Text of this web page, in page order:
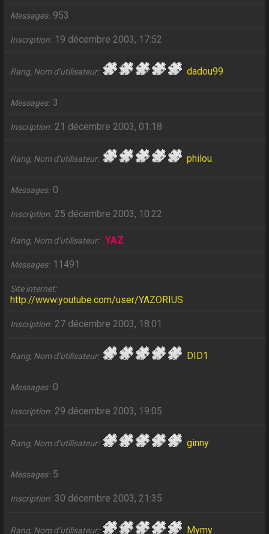
Messages 953
Inscription 19 décembre 2003, 17:52
Rang, Nom d’utilisateur dadou99
Messages 3
Inscription 21 décembre 2003, 01:18
Rang, Nom d’utilisateur philou
Messages 0
Inscription 25 décembre 2003, 10:22
Rang, Nom d’utilisateur YAZ
Messages 11491
Site internet
http://www.youtube.com/user/YAZORIUS
Inscription 27 décembre 2003, 18:01
Rang, Nom d’utilisateur DID1
Messages 0
Inscription 29 décembre 2003, 19:05
Rang, Nom d’utilisateur ginny
Messages 5
Inscription 30 décembre 2003, 21:35
Rang, Nom d’utilisateur Mymy